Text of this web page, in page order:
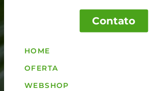
Contato
HOME
OFERTA
WEBSHOP